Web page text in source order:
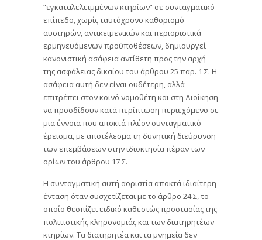
“εγκαταλελειμμένων κτηρίων” σε συνταγματικό
επίπεδο, χωρίς ταυτόχρονο καθορισμό
αυστηρών, αντικειμενικών και περιοριστικά
ερμηνευόμενων προϋποθέσεων, δημιουργεί
κανονιστική ασάφεια αντίθετη προς την αρχή
της ασφάλειας δικαίου του άρθρου 25 παρ. 1 Σ. Η
ασάφεια αυτή δεν είναι ουδέτερη, αλλά
επιτρέπει στον κοινό νομοθέτη και στη Διοίκηση
να προσδίδουν κατά περίπτωση περιεχόμενο σε
μια έννοια που αποκτά πλέον συνταγματικό
έρεισμα, με αποτέλεσμα τη δυνητική διεύρυνση
των επεμβάσεων στην ιδιοκτησία πέραν των
ορίων του άρθρου 17 Σ.
Η συνταγματική αυτή αοριστία αποκτά ιδιαίτερη
ένταση όταν συσχετίζεται με το άρθρο 24 Σ, το
οποίο θεσπίζει ειδικό καθεστώς προστασίας της
πολιτιστικής κληρονομιάς και των διατηρητέων
κτηρίων. Τα διατηρητέα και τα μνημεία δεν